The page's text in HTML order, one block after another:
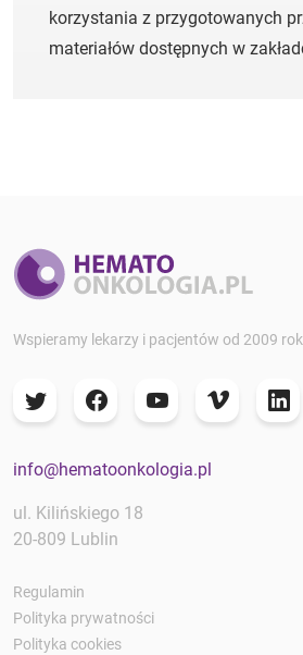
korzystania z przygotowanych
materiałów dostępnych w
Wspieramy lekarzy i pacjentów od 2009
info@hematoonkologia.pl
ul. Kilińskiego 18
20-809 Lublin
Regulamin
Polityka prywatności
Polityka cookies